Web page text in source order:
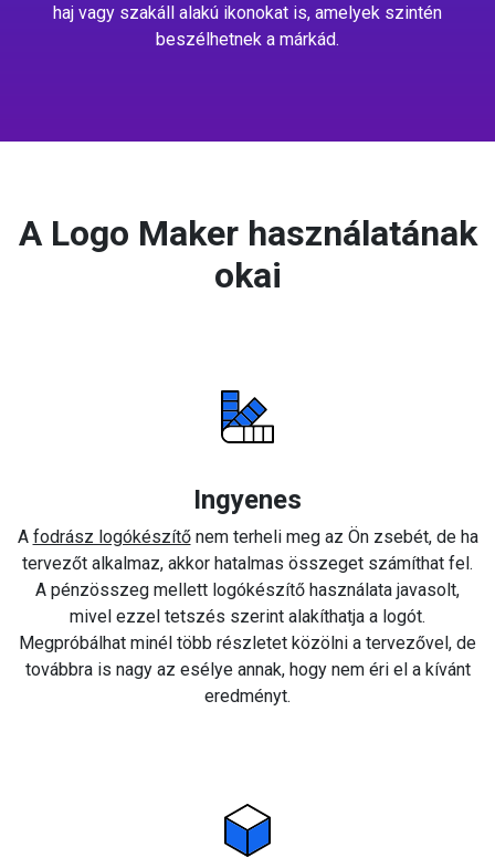
haj vagy szakáll alakú ikonokat is, amelyek szintén
beszélhetnek a márkád.
A Logo Maker használatának
okai
Ingyenes
A fodrász logókészítőnem terheli meg az Ön zsebét, de ha
tervezőt alkalmaz, akkor hatalmas összeget számíthat fel.
A pénzösszeg mellett logókészítő használata javasolt,
mivel ezzel tetszés szerint alakíthatja a logót.
Megpróbálhat minél több részletet közölni a tervezővel, de
továbbra is nagy az esélye annak, hogy nem éri el a kívánt
eredményt.